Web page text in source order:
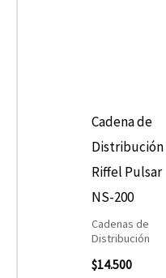
Cadena de
Distribución
Riffel Pulsar
NS-200
Cadenas de
Distribución
$14.500